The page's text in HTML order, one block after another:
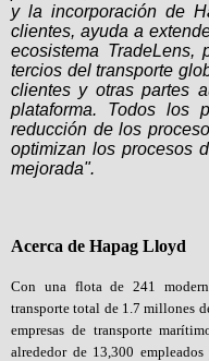
y la incorporación de
clientes, ayuda a
ecosistema TradeLens,
tercios del transporte
clientes y otras partes
plataforma. Todos los
reducción de los
optimizan los procesos
mejorada".
Acerca de Hapag Lloyd
Con una flota de 241
transporte total de 1.7 millones
empresas de transporte
alrededor de 13,300